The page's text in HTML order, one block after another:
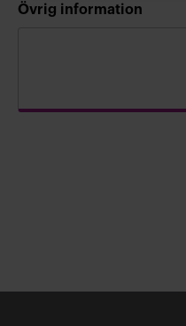
Övrig information